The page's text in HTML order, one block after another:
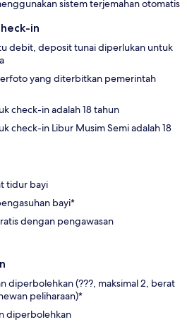
sistem terjemahan otomatis
in
debit, deposit tunai diperlukan untuk
yang diterbitkan pemerintah
check-in adalah 18 tahun
check-in Libur Musim Semi adalah 18
tidur bayi
bayi*
dengan pengawasan
diperbolehkan (???, maksimal 2, berat
peliharaan)*
diperbolehkan